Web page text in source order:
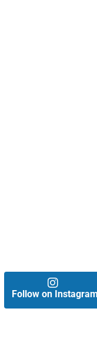
Follow on Instagram